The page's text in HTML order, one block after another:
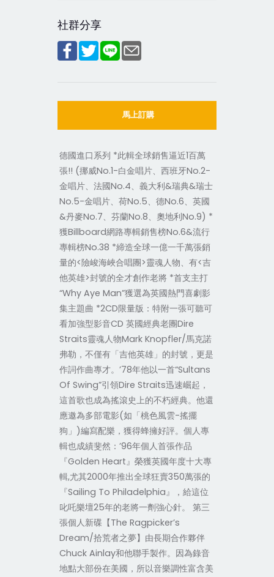
社群分享
馬上訂購
德國進口系列 *此輯全球銷售逼近1百萬
張!! (挪威No.1-白金唱片、西班牙No.2-
金唱片、法國No.4、義大利&瑞典&瑞士
No.5-金唱片、荷No.5、德No.6、英國
&丹麥No.7、芬蘭No.8、奧地利No.9) *
獲Billboard網路專輯銷售榜No.6&流行
專輯榜No.38 *締造全球一億一千萬張銷
量的<險峻海峽合唱團>靈魂人物、有<吉
他英雄>封號的全才創作老將 *首支主打
“Why Aye Man”獲選為英國熱門喜劇影
集主題曲 *2CD限量版：特附一張可聽可
看加強型影音CD 英國經典老團Dire
Straits靈魂人物Mark Knopfler/馬克諾
弗勒，不僅有「吉他英雄」的封號，更是
作詞作曲專才。’78年他以一首“Sultans
Of Swing”引領Dire Straits迅速崛起，
這首歌也成為搖滾史上的不朽經典。他還
應邀為多部電影(如「桃色風雲-搖擺
狗」)編寫配樂，獲得蜂擁好評。個人專
輯也成績斐然：’96年個人首張作品
『Golden Heart』榮獲英國年度十大專
輯,尤其2000年推出全球狂賣350萬張的
『Sailing To Philadelphia』，給這位
叱吒樂壇25年的老將一劑強心針。 第三
張個人新碟【The Ragpicker’s
Dream/拾荒者之夢】由長期合作夥伴
Chuck Ainlay和他聯手製作。因為錄音
地點大部份在美國，所以音樂調性富含美